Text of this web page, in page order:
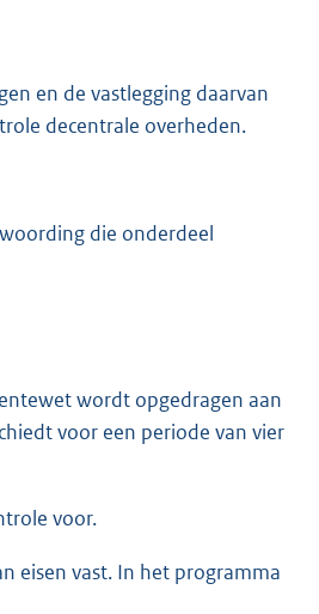
en de vastlegging daarvan
decentrale overheden.
die onderdeel
wordt opgedragen aan
voor een periode van vier
voor.
eisen vast. In het programma